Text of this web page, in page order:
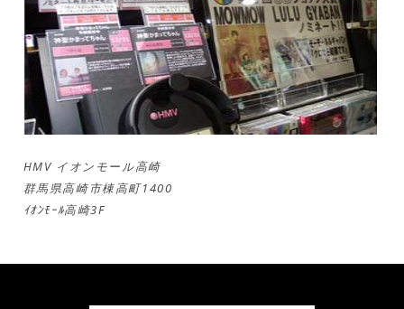
HMV イオンモール高崎
群馬県高崎市棟高町1400
ｲｵﾝﾓｰﾙ高崎3F